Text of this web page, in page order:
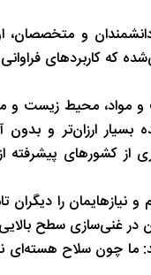
و متخصصان،
که کاربردهای
و مواد،‌ محیط زیست و
بسیار ارزان‌تر و
از کشورهای پیشرفته
را دیگران
غنی‌سازی سطح بالایی
خواندند و گفتند: ما